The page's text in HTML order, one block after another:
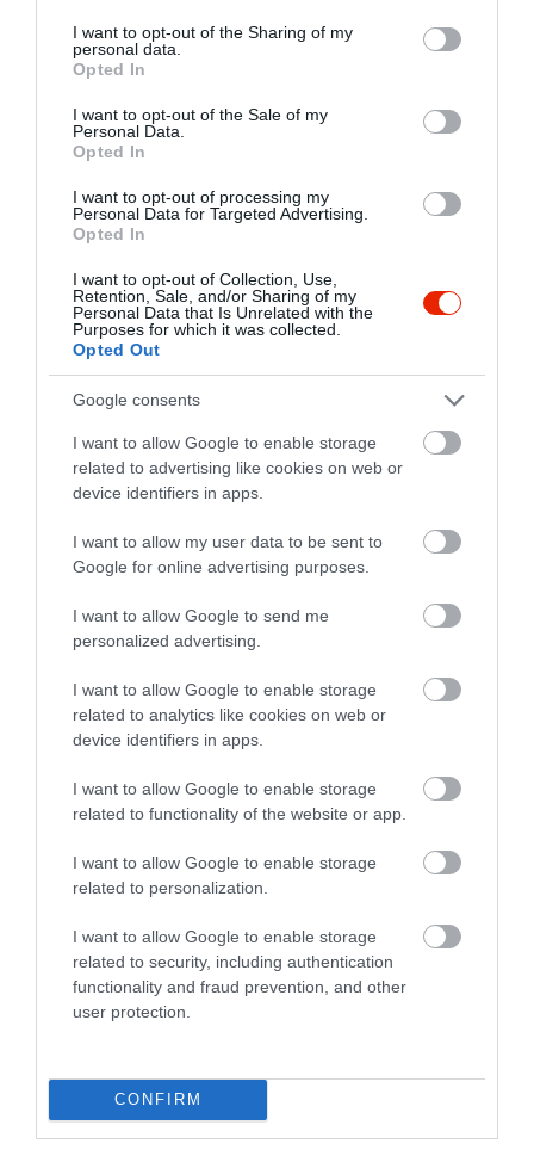
not limited to your visit or usage behaviour. You may click to
grant or deny consent to Google and its third-party tags to
use your data for below specified purposes in below Google
consent section.
I want to opt-out of the Sharing of my
personal data.
Opted In
I want to opt-out of the Sale of my
Personal Data.
Opted In
I want to opt-out of processing my
Personal Data for Targeted Advertising.
Opted In
I want to opt-out of Collection, Use,
Retention, Sale, and/or Sharing of my
Personal Data that Is Unrelated with the
Purposes for which it was collected.
Opted Out
Google consents
I want to allow Google to enable storage
related to advertising like cookies on web or
device identifiers in apps.
I want to allow my user data to be sent to
Google for online advertising purposes.
I want to allow Google to send me
personalized advertising.
I want to allow Google to enable storage
related to analytics like cookies on web or
device identifiers in apps.
I want to allow Google to enable storage
related to functionality of the website or app.
I want to allow Google to enable storage
related to personalization.
I want to allow Google to enable storage
related to security, including authentication
functionality and fraud prevention, and other
user protection.
CONFIRM
KULCSSZAVAK
#mochi
#rizs #savanyúság
alapanyag
albánia
alkohol
alma
alufólia
amerika
beszerezhető az Egyesült Államok déli
államaiban. Különösen Floridában és
Louisianában számít helyi specialitásnak, ahol
egyes éttermek rendszeresen kínálnak belőle
készült fogásokat. Louisiana államban ráadásul
tápláló élelmiszerforrásnak tartják, elsősorban a
magasfehérjetartalmaés alacsony
zsírtartalma miatt. Az egyik legnépszerűbb
valójában az állat rövid lábaiból készül. Ezeket
gyakran csirkeszárnyhoz hasonlóan bő olajban
sütik ki, majd különféle szószokkal tálalják. A
szakácsok leginkább az aligátor farkát kedvelik,
mert az állaga a csirkéhez hasonlít, így sokféle
receptben könnyen felhasználható. Az Egyesült
Államokban egyes üzletekben kész
aligátortermékek is kaphatók, például panírozott
falatkák. Létezik konzerv változata is, amelyet
egyszerűen fel kell melegíteni, majd rizzsel vagy
más körettel tálalni.